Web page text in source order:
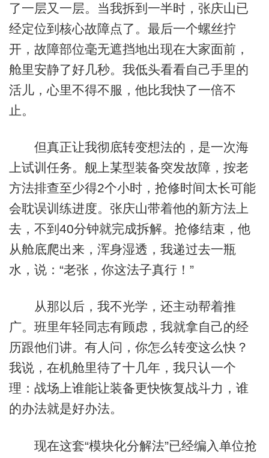
了一层又一层。当我拆到一半时，张庆山已
经定位到核心故障点了。最后一个螺丝拧
开，故障部位毫无遮挡地出现在大家面前，
舱里安静了好几秒。我低头看看自己手里的
活儿，心里不得不服，他比我快了一倍不
止。
但真正让我彻底转变想法的，是一次海
上试训任务。舰上某型装备突发故障，按老
方法排查至少得2个小时，抢修时间太长可能
会耽误训练进度。张庆山带着他的新方法上
去，不到40分钟就完成拆解。抢修结束，他
从舱底爬出来，浑身湿透，我递过去一瓶
水，说：“老张，你这法子真行！”
从那以后，我不光学，还主动帮着推
广。班里年轻同志有顾虑，我就拿自己的经
历跟他们讲。有人问，你怎么转变这么快？
我说，在机舱里待了十几年，我只认一个
理：战场上谁能让装备更快恢复战斗力，谁
的办法就是好办法。
现在这套“模块化分解法”已经编入单位抢